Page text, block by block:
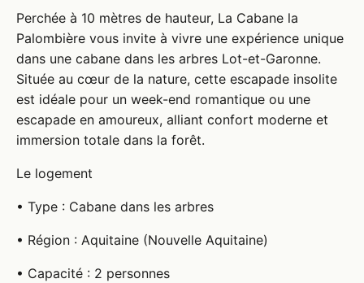
Perchée à 10 mètres de hauteur, La Cabane la
Palombière vous invite à vivre une expérience unique
dans une cabane dans les arbres Lot-et-Garonne.
Située au cœur de la nature, cette escapade insolite
est idéale pour un week-end romantique ou une
escapade en amoureux, alliant confort moderne et
immersion totale dans la forêt.
Le logement
• Type : Cabane dans les arbres
• Région : Aquitaine (Nouvelle Aquitaine)
• Capacité : 2 personnes